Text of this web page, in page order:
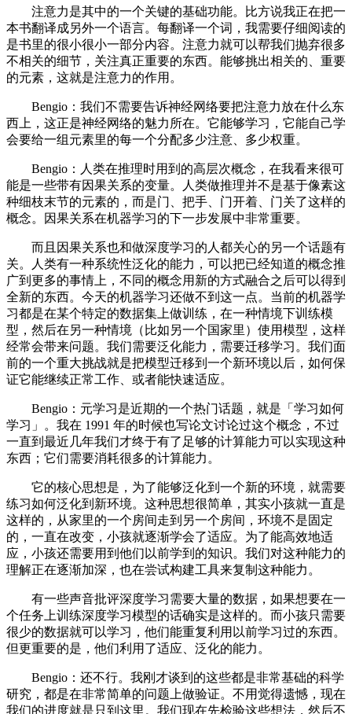
注意力是其中的一个关键的基础功能。比方说我正在把一
本书翻译成另外一个语言。每翻译一个词，我需要仔细阅读的
是书里的很小很小一部分内容。注意力就可以帮我们抛弃很多
不相关的细节，关注真正重要的东西。能够挑出相关的、重要
的元素，这就是注意力的作用。
Bengio：我们不需要告诉神经网络要把注意力放在什么东
西上，这正是神经网络的魅力所在。它能够学习，它能自己学
会要给一组元素里的每一个分配多少注意、多少权重。
Bengio：人类在推理时用到的高层次概念，在我看来很可
能是一些带有因果关系的变量。人类做推理并不是基于像素这
种细枝末节的元素的，而是门、把手、门开着、门关了这样的
概念。因果关系在机器学习的下一步发展中非常重要。
而且因果关系也和做深度学习的人都关心的另一个话题有
关。人类有一种系统性泛化的能力，可以把已经知道的概念推
广到更多的事情上，不同的概念用新的方式融合之后可以得到
全新的东西。今天的机器学习还做不到这一点。当前的机器学
习都是在某个特定的数据集上做训练，在一种情境下训练模
型，然后在另一种情境（比如另一个国家里）使用模型，这样
经常会带来问题。我们需要泛化能力，需要迁移学习。我们面
前的一个重大挑战就是把模型迁移到一个新环境以后，如何保
证它能继续正常工作、或者能快速适应。
Bengio：元学习是近期的一个热门话题，就是「学习如何
学习」。我在 1991 年的时候也写论文讨论过这个概念，不过
一直到最近几年我们才终于有了足够的计算能力可以实现这种
东西；它们需要消耗很多的计算能力。
它的核心思想是，为了能够泛化到一个新的环境，就需要
练习如何泛化到新环境。这种思想很简单，其实小孩就一直是
这样的，从家里的一个房间走到另一个房间，环境不是固定
的，一直在改变，小孩就逐渐学会了适应。为了能高效地适
应，小孩还需要用到他们以前学到的知识。我们对这种能力的
理解正在逐渐加深，也在尝试构建工具来复制这种能力。
有一些声音批评深度学习需要大量的数据，如果想要在一
个任务上训练深度学习模型的话确实是这样的。而小孩只需要
很少的数据就可以学习，他们能重复利用以前学习过的东西。
但更重要的是，他们利用了适应、泛化的能力。
Bengio：还不行。我刚才谈到的这些都是非常基础的科学
研究，都是在非常简单的问题上做验证。不用觉得遗憾，现在
我们的进度就是只到这里。我们现在先检验这些想法，然后不